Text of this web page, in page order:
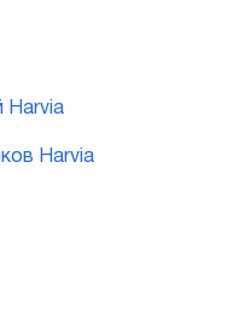
Harvia
Harvia